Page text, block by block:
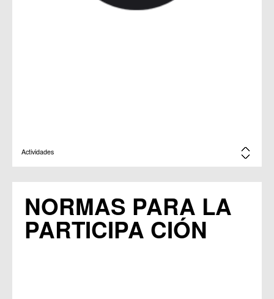
Actividades
NORMAS PARA LA
PARTICIPA CIÓN